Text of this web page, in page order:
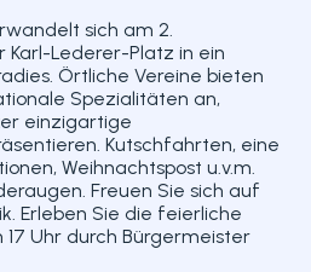
sich am 2.
Lederer-Platz in ein
Örtliche Vereine bieten
Spezialitäten an,
einzigartige
Kutschfahrten, eine
Weihnachtspost u.v.m.
Freuen Sie sich auf
Erleben Sie die feierliche
Uhr durch Bürgermeister